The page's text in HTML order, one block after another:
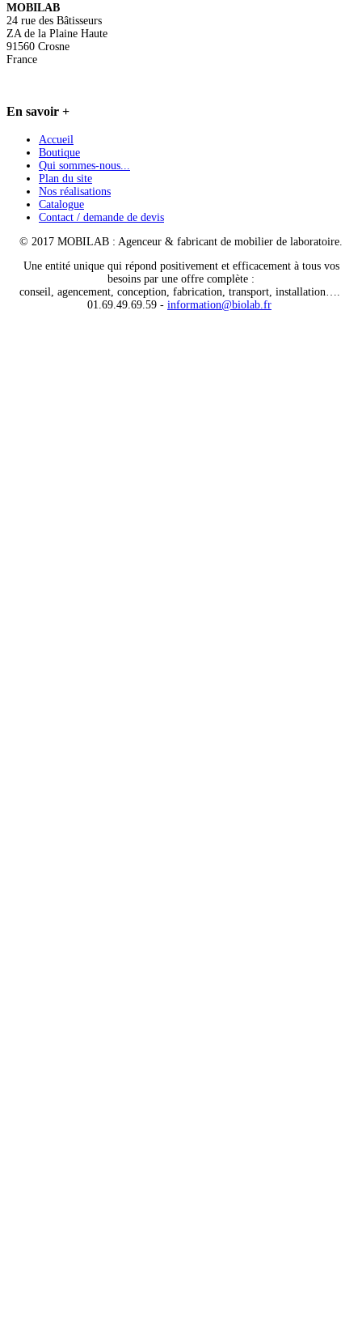
MOBILAB
24 rue des Bâtisseurs
ZA de la Plaine Haute
91560 Crosne
France
En savoir +
Accueil
Boutique
Qui sommes-nous...
Plan du site
Nos réalisations
Catalogue
Contact / demande de devis
© 2017 MOBILAB : Agenceur & fabricant de mobilier de laboratoire.
Une entité unique qui répond positivement et efficacement à tous vos
besoins par une offre complète :
conseil, agencement, conception, fabrication, transport, installation….
01.69.49.69.59 - information@biolab.fr